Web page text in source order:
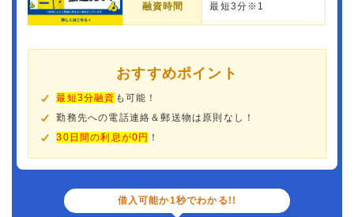
融資時間 最短3分※1
おすすめポイント
最短3分融資 も可能！
勤務先への電話連絡＆郵送物は原則なし！
30日間の利息が0円 ！
借入可能か1秒でわかる!!